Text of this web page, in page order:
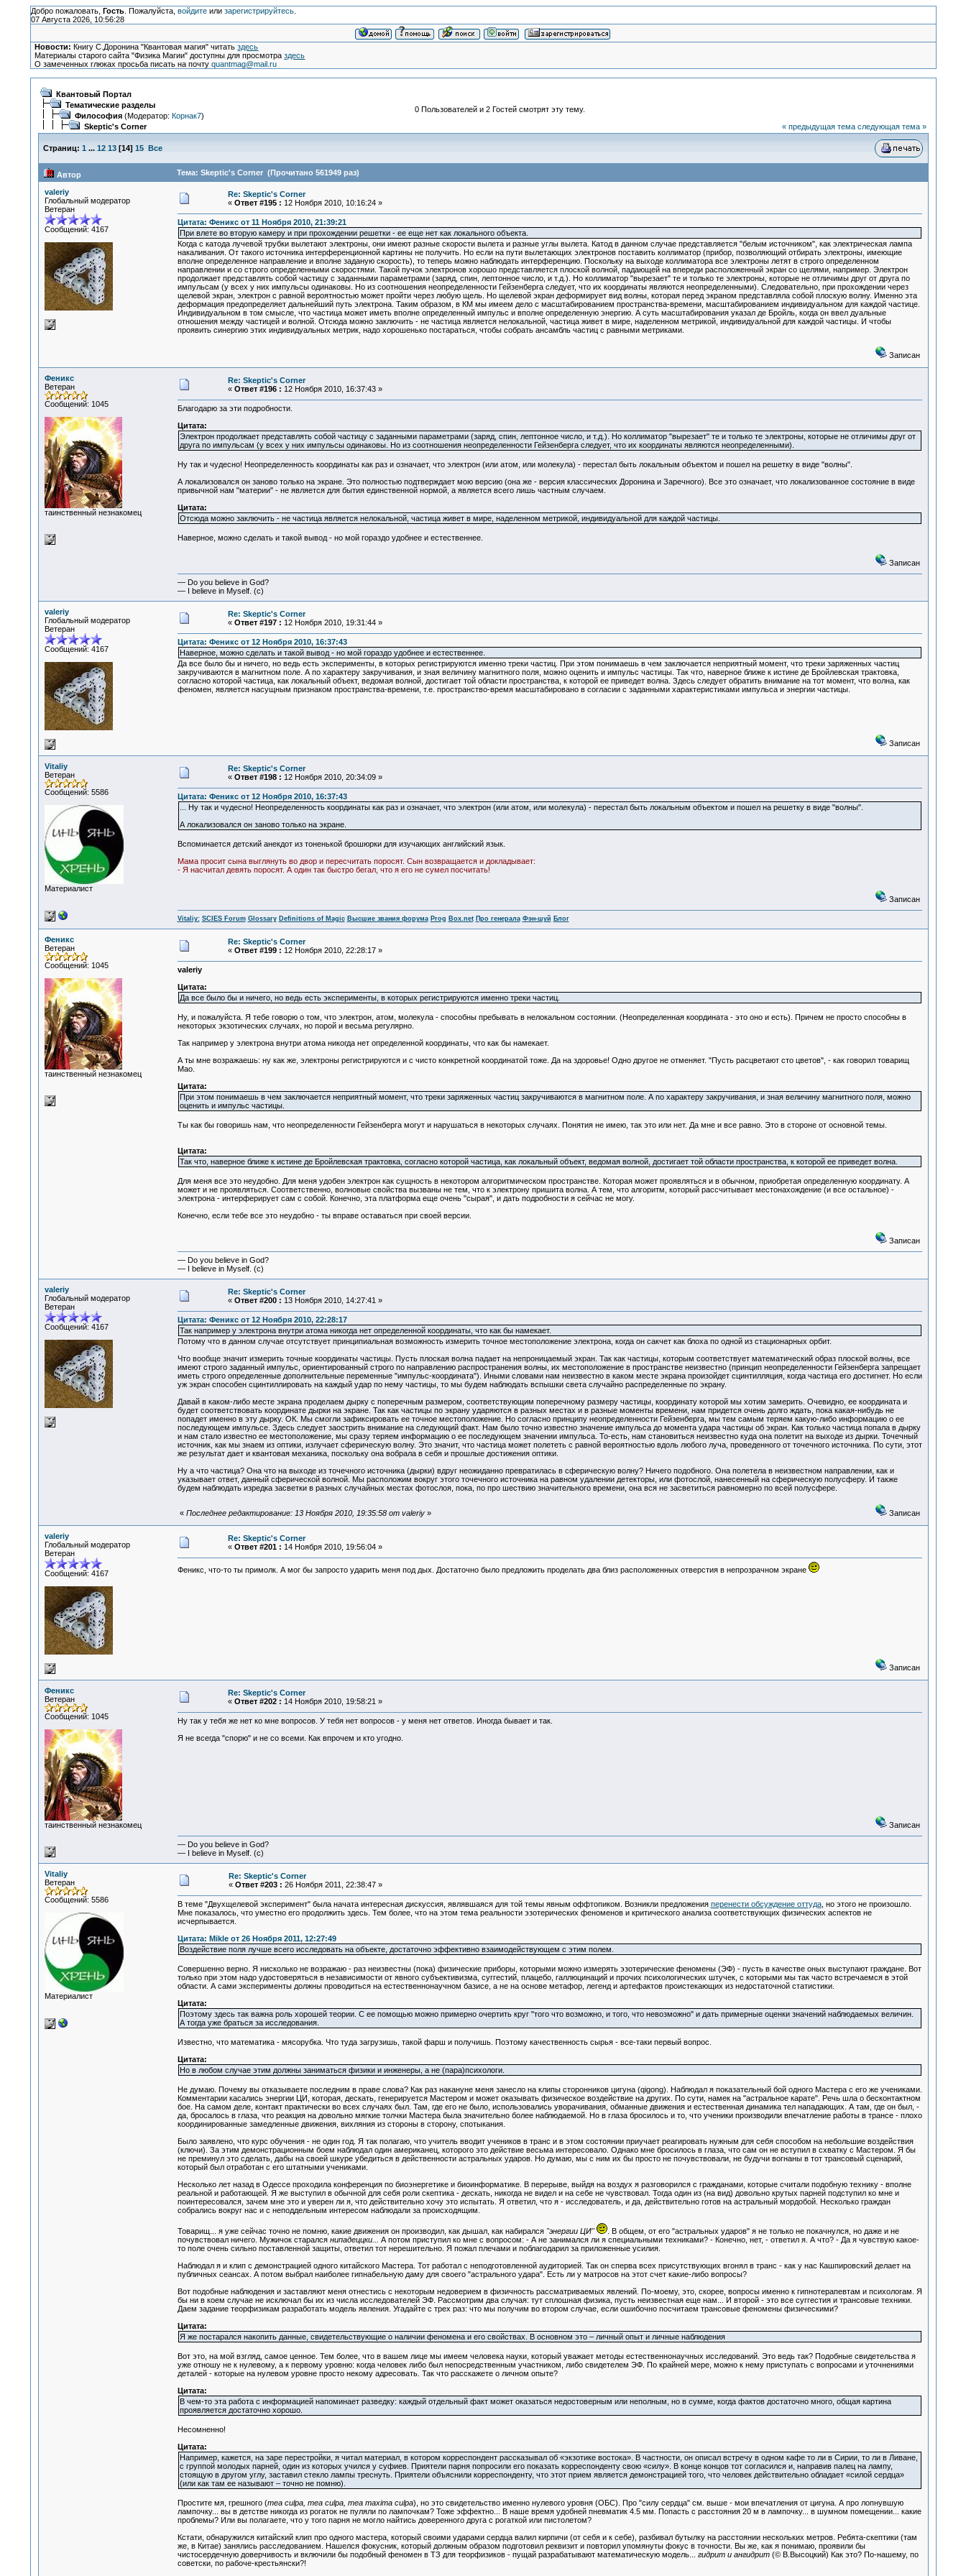
Добро пожаловать, Гость. Пожалуйста, войдитеили зарегистрируйтесь.
07 Августа 2026, 10:56:28
Новости: Книгу С.Доронина "Квантовая магия" читатьздесь
Материалы старого сайта "Физика Магии" доступны для просмотраздесь
О замеченных глюках просьба писать на почтуquantmag@mail.ru
Квантовый Портал
Тематические разделы
Философия(Модератор: Корнак7)
Skeptic's Corner
0 Пользователей и 2 Гостей смотрят эту тему.
« предыдущая тема следующая тема »
Страниц: 1 ... 12 13[14] 15 Все
Автор Тема: Skeptic's Corner (Прочитано 561949 раз)
valeriy
Глобальный модератор
Ветеран
Сообщений: 4167
Re: Skeptic's Corner
« Ответ #195 : 12 Ноября 2010, 10:16:24 »
Цитата: Феникс от 11 Ноября 2010, 21:39:21
При влете во вторую камеру и при прохождении решетки - ее еще нет как локального объекта.
Когда с катода лучевой трубки вылетают электроны, они имеют разные скорости вылета и разные углы вылета. Катод в данном случае представляется "белым источником", как электрическая лампа
накаливания. От такого источника интерференционной картины не получить. Но если на пути вылетающих электронов поставить коллиматор (прибор, позволяющий отбирать электроны, имеющие
вполне определенное направление и вполне заданую скорость), то теперь можно наблюдать интерференцию. Поскольку на выходе коллиматора все электроны летят в строго определенном
направлении и со строго определенными скоростями. Такой пучок электронов хорошо представляется плоской волной, падающей на впереди расположенный экран со щелями, например. Электрон
продолжает представлять собой частицу с заданными параметрами (заряд, спин, лептонное число, и т.д.). Но коллиматор "вырезает" те и только те электроны, которые не отличимы друг от друга по
импульсам (у всех у них импульсы одинаковы. Но из соотношения неопределенности Гейзенберга следует, что их координаты являются неопределенными). Следовательно, при прохождении через
щелевой экран, электрон с равной вероятностью может пройти через любую щель. Но щелевой экран деформирует вид волны, которая перед экраном представляла собой плоскую волну. Именно эта
деформация предопределяет дальнейший путь электрона. Таким образом, в КМ мы имеем дело с масштабированием пространства-времени, масштабированием индивидуальном для каждой частице.
Индивидуальном в том смысле, что частица может иметь вполне определенный импульс и вполне определенную энергию. А суть масштабирования указал де Бройль, когда он ввел дуальные
отношения между частицей и волной. Отсюда можно заключить - не частица является нелокальной, частица живет в мире, наделенном метрикой, индивидуальной для каждой частицы. И чтобы
проявить синергию этих индивидуальных метрик, надо хорошенько постараться, чтобы собрать ансамбль частиц с равными метриками.
Записан
Феникс
Ветеран
Сообщений: 1045
таинственный незнакомец
Re: Skeptic's Corner
« Ответ #196 : 12 Ноября 2010, 16:37:43 »
Благодарю за эти подробности.
Цитата:
Электрон продолжает представлять собой частицу с заданными параметрами (заряд, спин, лептонное число, и т.д.). Но коллиматор "вырезает" те и только те электроны, которые не отличимы друг от
друга по импульсам (у всех у них импульсы одинаковы. Но из соотношения неопределенности Гейзенберга следует, что их координаты являются неопределенными).
Ну так и чудесно! Неопределенность координаты как раз и означает, что электрон (или атом, или молекула) - перестал быть локальным объектом и пошел на решетку в виде "волны".
А локализовался он заново только на экране. Это полностью подтверждает мою версию (она же - версия классических Доронина и Заречного). Все это означает, что локализованное состояние в виде
привычной нам "материи" - не является для бытия единственной нормой, а является всего лишь частным случаем.
Цитата:
Отсюда можно заключить - не частица является нелокальной, частица живет в мире, наделенном метрикой, индивидуальной для каждой частицы.
Наверное, можно сделать и такой вывод - но мой гораздо удобнее и естественнее.
Записан
— Do you believe in God?
— I believe in Myself. (c)
valeriy
Глобальный модератор
Ветеран
Сообщений: 4167
Re: Skeptic's Corner
« Ответ #197 : 12 Ноября 2010, 19:31:44 »
Цитата: Феникс от 12 Ноября 2010, 16:37:43
Наверное, можно сделать и такой вывод - но мой гораздо удобнее и естественнее.
Да все было бы и ничего, но ведь есть эксперименты, в которых регистрируются именно треки частиц. При этом понимаешь в чем заключается неприятный момент, что треки заряженных частиц
закручиваются в магнитном поле. А по характеру закручивания, и зная величину магнитного поля, можно оценить и импульс частицы. Так что, наверное ближе к истине де Бройлевская трактовка,
согласно которой частица, как локальный объект, ведомая волной, достигает той области пространства, к которой ее приведет волна. Здесь следует обратить внимание на тот момент, что волна, как
феномен, является насущным признаком пространства-времени, т.е. пространство-время масштабировано в согласии с заданными характеристиками импульса и энергии частицы.
Записан
Vitaliy
Ветеран
Сообщений: 5586
Материалист
Re: Skeptic's Corner
« Ответ #198 : 12 Ноября 2010, 20:34:09 »
Цитата: Феникс от 12 Ноября 2010, 16:37:43
... Ну так и чудесно! Неопределенность координаты как раз и означает, что электрон (или атом, или молекула) - перестал быть локальным объектом и пошел на решетку в виде "волны".
А локализовался он заново только на экране.
Вспоминается детский анекдот из тоненькой брошюрки для изучающих английский язык.
Мама просит сына выглянуть во двор и пересчитать поросят. Сын возвращается и докладывает:
- Я насчитал девять поросят. А один так быстро бегал, что я его не сумел посчитать!
Записан
Vitaliy: SCIES Forum Glossary Definitions of Magic Высшие звания форума Prog Box.net Про генерала Фэн-шуй Блог
Феникс
Ветеран
Сообщений: 1045
таинственный незнакомец
Re: Skeptic's Corner
« Ответ #199 : 12 Ноября 2010, 22:28:17 »
valeriy
Цитата:
Да все было бы и ничего, но ведь есть эксперименты, в которых регистрируются именно треки частиц.
Ну, и пожалуйста. Я тебе говорю о том, что электрон, атом, молекула - способны пребывать в нелокальном состоянии. (Неопределенная координата - это оно и есть). Причем не просто способны в
некоторых экзотических случаях, но порой и весьма регулярно.
Так например у электрона внутри атома никогда нет определенной координаты, что как бы намекает.
А ты мне возражаешь: ну как же, электроны регистрируются и с чисто конкретной координатой тоже. Да на здоровье! Одно другое не отменяет. "Пусть расцветают сто цветов", - как говорил товарищ
Мао.
Цитата:
При этом понимаешь в чем заключается неприятный момент, что треки заряженных частиц закручиваются в магнитном поле. А по характеру закручивания, и зная величину магнитного поля, можно
оценить и импульс частицы.
Ты как бы говоришь нам, что неопределенности Гейзенберга могут и нарушаться в некоторых случаях. Понятия не имею, так это или нет. Да мне и все равно. Это в стороне от основной темы.
Цитата:
Так что, наверное ближе к истине де Бройлевская трактовка, согласно которой частица, как локальный объект, ведомая волной, достигает той области пространства, к которой ее приведет волна.
Для меня все это неудобно. Для меня удобен электрон как сущность в некотором алгоритмическом пространстве. Которая может проявляться и в обычном, приобретая определенную координату. А
может и не проявляться. Соответственно, волновые свойства вызваны не тем, что к электрону пришита волна. А тем, что алгоритм, который рассчитывает местонахождение (и все остальное) -
электрона - интерферирует сам с собой. Конечно, эта платформа еще очень "сырая", и дать подробности я сейчас не могу.
Конечно, если тебе все это неудобно - ты вправе оставаться при своей версии.
Записан
— Do you believe in God?
— I believe in Myself. (c)
valeriy
Глобальный модератор
Ветеран
Сообщений: 4167
Re: Skeptic's Corner
« Ответ #200 : 13 Ноября 2010, 14:27:41 »
Цитата: Феникс от 12 Ноября 2010, 22:28:17
Так например у электрона внутри атома никогда нет определенной координаты, что как бы намекает.
Потому что в данном случае отсутствует принципиальная возможность измерить точное местоположение электрона, когда он сакчет как блоха по одной из стационарных орбит.
Что вообще значит измерить точные координаты частицы. Пусть плоская волна падает на непроницаемый экран. Так как частицы, которым соответствует математический образ плоской волны, все
имеют строго заданный импульс, ориентированный строго по направлению распространения волны, их местоположение в пространстве неизвестно (принцип неопределенности Гейзенберга запрещает
иметь строго определенные дополнительные переменные "импульс-координата"). Иными словами нам неизвестно в каком месте экрана произойдет сцинтилляция, когда частица его достигнет. Но если
уж экран способен сцинтиллировать на каждый удар по нему частицы, то мы будем наблюдать вспышки света случайно распределенные по экрану.
Давай в каком-либо месте экрана проделаем дырку с поперечным размером, соответствующим поперечному размеру частицы, координату которой мы хотим замерить. Очевидно, ее координата и
будет соответствовать координате дырки на экране. Так как частицы по экрану ударяются в разных местах и в разные моменты времени, нам придется очень долго ждать, пока какая-нибудь не
попадет именно в эту дырку. ОК. Мы смогли зафиксировать ее точное местоположение. Но согласно принципу неопределенности Гейзенберга, мы тем самым теряем какую-либо информацию о ее
последующем импульсе. Здесь следует заострить внимание на следующий факт. Нам было точно известно значение импульса до момента удара частицы об экран. Как только частица попала в дырку
и нам стало известно ее местоположение, мы сразу теряем информацию о ее последующем значении импульса. То-есть, нам становиться неизвестно куда она полетит на выходе из дырки. Точечный
источник, как мы знаем из оптики, излучает сферическую волну. Это значит, что частица может полететь с равной вероятностью вдоль любого луча, проведенного от точечного источника. По сути, этот
же результат дает и квантовая механика, поскольку она вобрала в себя и прошлые достижения оптики.
Ну а что частица? Она что на выходе из точечного источника (дырки) вдруг неожиданно превратилась в сферическую волну? Ничего подобного. Она полетела в неизвестном направлении, как и
указывает ответ, данный сферической волной. Мы расположим вокруг этого точечного источника на равном удалении детекторы, или фотослой, нанесенный на сферическую полусферу. И также
будем наблюдать изредка засветки в разных случайных местах фотослоя, пока, по про шествию значительного времени, она вся не засветиться равномерно по всей полусфере.
« Последнее редактирование: 13 Ноября 2010, 19:35:58 от valeriy» Записан
valeriy
Глобальный модератор
Ветеран
Сообщений: 4167
Re: Skeptic's Corner
« Ответ #201 : 14 Ноября 2010, 19:56:04 »
Феникс, что-то ты примолк. А мог бы запросто ударить меня под дых. Достаточно было предложить проделать два близ расположенных отверстия в непрозрачном экране
Записан
Феникс
Ветеран
Сообщений: 1045
таинственный незнакомец
Re: Skeptic's Corner
« Ответ #202 : 14 Ноября 2010, 19:58:21 »
Ну так у тебя же нет ко мне вопросов. У тебя нет вопросов - у меня нет ответов. Иногда бывает и так.
Я не всегда "спорю" и не со всеми. Как впрочем и кто угодно.
Записан
— Do you believe in God?
— I believe in Myself. (c)
Vitaliy
Ветеран
Сообщений: 5586
Материалист
Re: Skeptic's Corner
« Ответ #203 : 26 Ноября 2011, 22:38:47 »
В теме "Двухщелевой эксперимент" была начата интересная дискуссия, являвшаяся для той темы явным оффтопиком. Возникли предложения перенести обсуждение оттуда, но этого не произошло.
Мне показалось, что уместно его продолжить здесь. Тем более, что на этом тема реальности эзотерических феноменов и критического анализа соответствующих физических аспектов не
исчерпывается.
Цитата: Mikle от 26 Ноября 2011, 12:27:49
Воздействие поля лучше всего исследовать на объекте, достаточно эффективно взаимодействующем с этим полем.
Совершенно верно. Я нисколько не возражаю - раз неизвестны (пока) физические приборы, которыми можно измерять эзотерические феномены (ЭФ) - пусть в качестве оных выступают граждане. Вот
только при этом надо удостоверяться в независимости от явного субъективизма, суггестий, плацебо, галлюцинаций и прочих психологических штучек, с которыми мы так часто встречаемся в этой
области. А сами эксперименты должны проводиться на естественнонаучном базисе, а не на основе метафор, легенд и артефактов проистекающих из недостаточной статистики.
Цитата:
Поэтому здесь так важна роль хорошей теории. С ее помощью можно примерно очертить круг "того что возможно, и того, что невозможно" и дать примерные оценки значений наблюдаемых величин.
А тогда уже браться за исследования.
Известно, что математика - мясорубка. Что туда загрузишь, такой фарш и получишь. Поэтому качественность сырья - все-таки первый вопрос.
Цитата:
Но в любом случае этим должны заниматься физики и инженеры, а не (пара)психологи.
Не думаю. Почему вы отказываете последним в праве слова? Как раз накануне меня занесло на клипы сторонников цигуна (qigong). Наблюдал я показательный бой одного Мастера с его же учениками.
Комментарии касались энергии ЦИ, которая, дескать, генерируется Мастером и может оказывать физическое воздействие на других. По сути, намек на "астральное карате". Речь шла о бесконтактном
бое. На самом деле, контакт практически во всех случаях был. Там, где его не было, использовались уворачивания, обманные движения и естественная динамика тел нападающих. А там, где он был, -
да, бросалось в глаза, что реакция на довольно мягкие толчки Мастера была значительно более наблюдаемой. Но в глаза бросилось и то, что ученики производили впечатление работы в трансе - плохо
координированные замедленные движения, вихляния из стороны в сторону, спотыкания.
Было заявлено, что курс обучения - не один год. Я так полагаю, что учитель вводит учеников в транс и в этом состоянии приучает реагировать нужным для себя способом на небольшие воздействия
(ключи). За этим демонстрационным боем наблюдал один американец, которого это действие весьма интересовало. Однако мне бросилось в глаза, что сам он не вступил в схватку с Мастером. Я бы
не преминул это сделать, дабы на своей шкуре убедиться в действенности астральных ударов. Но думаю, мы с ним их бы просто не почувствовали, не будучи вогнаны в тот трансовый сценарий,
который был отработан с его штатными учениками.
Несколько лет назад в Одессе проходила конференция по биоэнергетике и биоинформатике. В перерыве, выйдя на воздух я разговорился с гражданами, которые считали подобную технику - вполне
реальной и работающей. Я же выступил в обычной для себя роли скептика - дескать, никогда не видел и на себе не чувствовал. Тогда один из (на вид) довольно крутых парней подступил ко мне и
поинтересовался, зачем мне это и уверен ли я, что действительно хочу это испытать. Я ответил, что я - исследователь, и да, действительно готов на астральный мордобой. Несколько граждан
собрались вокруг нас и с неподдельным интересом наблюдали за происходящим.
Товарищ... я уже сейчас точно не помню, какие движения он производил, как дышал, как набирался "энергии ЦИ"
. В общем, от его "астральных ударов" я не только не покачнулся, но даже и не
почувствовал ничего. Мужичок старался нипадеццки...
А потом приступил ко мне с вопросом: - А не занимался ли я специальными техниками? - Конечно, нет, - ответил я. А что? - Да я чувствую какое-
то поле очень сильно поставленной защиты, ответил тот нерешительно. Я пожал плечами и поблагодарил за приложенные усилия.
Наблюдал я и клип с демонстрацией одного китайского Мастера. Тот работал с неподготовленной аудиторией. Так он сперва всех присутствующих вгонял в транс - как у нас Кашпировский делает на
публичных сеансах. А потом выбрал наиболее гипнабельную даму для своего "астрального удара". Есть ли у матросов на этот счет какие-либо вопросы?
Вот подобные наблюдения и заставляют меня отнестись с некоторым недоверием в физичность рассматриваемых явлений. По-моему, это, скорее, вопросы именно к гипнотерапевтам и психологам. Я
бы ни в коем случае не исключал бы их из числа исследователей ЭФ. Рассмотрим два случая: тут сплошная физика, пусть неизвестная еще нам... И второй - это все суггестия и трансовые техники.
Даем задание теорфизикам разработать модель явления. Угадайте с трех раз: что мы получим во втором случае, если ошибочно посчитаем трансовые феномены физическими?
Цитата:
Я же постарался накопить данные, свидетельствующие о наличии феномена и его свойствах. В основном это – личный опыт и личные наблюдения
Вот это, на мой взгляд, самое ценное. Тем более, что в вашем лице мы имеем человека науки, который уважает методы естественнонаучных исследований. Это ведь так? Подобные свидетельства я
уже отношу не к нулевому, а к первому уровню: когда человек либо был непосредственным участником, либо свидетелем ЭФ. По крайней мере, можно к нему приступать с вопросами и уточнениями
деталей - которые на нулевом уровне просто некому адресовать. Так что расскажете о личном опыте?
Цитата:
В чем-то эта работа с информацией напоминает разведку: каждый отдельный факт может оказаться недостоверным или неполным, но в сумме, когда фактов достаточно много, общая картина
проявляется достаточно хорошо.
Несомненно!
Цитата:
Например, кажется, на заре перестройки, я читал материал, в котором корреспондент рассказывал об «экзотике востока». В частности, он описал встречу в одном кафе то ли в Сирии, то ли в Ливане,
с группой молодых парней, один из которых учился у суфиев. Приятели парня попросили его показать корреспонденту свою «силу». В конце концов тот согласился и, направив палец на лампу,
стоящую в другом углу, заставил стекло лампы треснуть. Приятели объяснили корреспонденту, что этот прием является демонстрацией того, что человек действительно обладает «силой сердца»
(или как там ее называют – точно не помню).
Простите мя, грешного (mea culpa, mea culpa, mea maxima culpa), но это свидетельство именно нулевого уровня (ОБС). Про "силу сердца" см. выше - мои впечатления от цигуна. А про лопнувшую
лампочку... вы в детстве никогда из рогаток не пуляли по лампочкам? Тоже эффектно... В наше время удобней пневматик 4.5 мм. Попасть с расстояния 20 м в лампочку... в шумном помещении... какие
проблемы? Или вы полагаете, что у того парня не могло найтись доверенного друга с рогаткой или пистолетом?
Кстати, обнаружился китайский клип про одного мастера, который своими ударами сердца валил кирпичи (от себя и к себе), разбивал бутылку на расстоянии нескольких метров. Ребята-скептики (там
же, в Китае) занялись расследованием. Нашелся фокусник, который должным образом подготовил реквизит и повторил упомянуты фокус в точности. Вы же, как я понимаю, проявили бы
чистосердечную доверчивость и включили бы подобный феномен в ТЗ для теорфизиков - пущай разрабатывают математическую модель... гидрит и ангидрит (© В.Высоцкий) Как это? По-нашему, по
советски, по рабоче-крестьянски?!